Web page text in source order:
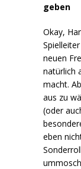
geben
Okay,
neuen
natürlich
macht.
aus zu
(oder
eben